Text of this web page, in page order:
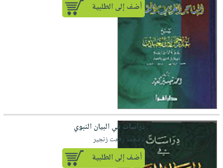
أضف إلى الطلبية
دراسات في البيان النبوي
لـ محمد رفعت زنجير
أضف إلى الطلبية